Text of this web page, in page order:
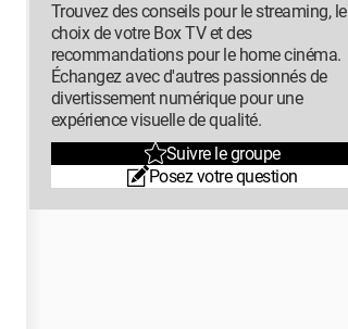
Trouvez des conseils pour le streaming, le
choix de votre Box TV et des
recommandations pour le home cinéma.
Échangez avec d'autres passionnés de
divertissement numérique pour une
expérience visuelle de qualité.
Suivre le groupe
Posez votre question